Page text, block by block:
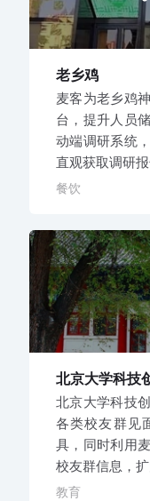
老乡鸡
麦客为老乡鸡
台，提升人员
动端调研系统
直观获取调研
餐饮
北京大学科技
北京大学科技
各类校友群见
具，同时利用
校友群信息，
教育